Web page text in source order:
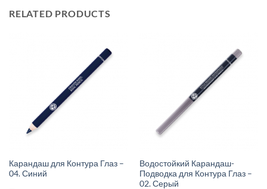
RELATED PRODUCTS
Карандаш для Контура Глаз –
04. Синий
Водостойкий Карандаш-
Подводка для Контура Глаз –
02. Серый